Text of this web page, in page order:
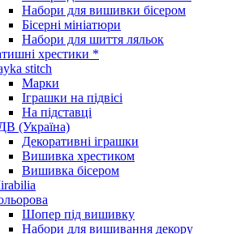
Набори для вишивки бісером
Бісерні мініатюри
Набори для шиття ляльок
хрестики *
stitch
Марки
Іграшки на підвісі
На підставці
(Україна)
Декоративні іграшки
Вишивка хрестиком
Вишивка бісером
Шопер під вишивку
Набори для вишивання декору